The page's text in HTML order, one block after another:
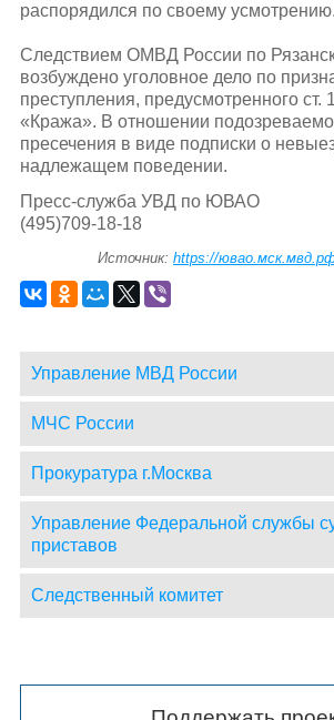
распорядился по своему усмотрению.
Следствием ОМВД России по
возбуждено уголовное дело по
преступления, предусмотренного
«Кража». В отношении
пресечения в виде подписки о
надлежащем поведении.
Пресс-служба УВД по ЮВАО
(495)709-18-18
Источник:https://
Управление МВД России
МЧС России
Прокуратура г.Москва
Управление Федеральной службы
приставов
Следственный комитет